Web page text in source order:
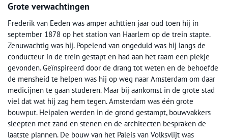
Grote verwachtingen
Frederik van Eeden was amper achttien jaar oud toen hij in
september 1878 op het station van Haarlem op de trein stapte.
Zenuwachtig was hij. Popelend van ongeduld was hij langs de
conducteur in de trein gestapt en had aan het raam een plekje
gevonden. Geïnspireerd door de drang tot weten en de behoefde
de mensheid te helpen was hij op weg naar Amsterdam om daar
medicijnen te gaan studeren. Maar bij aankomst in de grote stad
viel dat wat hij zag hem tegen. Amsterdam was één grote
bouwput. Heipalen werden in de grond gestampt, bouwvakkers
sleepten met zand en stenen en de architecten bespraken de
laatste plannen. De bouw van het Paleis van Volksvlijt was